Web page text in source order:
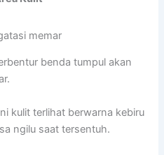
benda tumpul akan
kulit terlihat berwarna kebiru
ngilu saat tersentuh.